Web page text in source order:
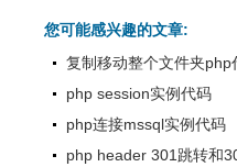
您可能感兴趣的文章:
复制移动整个文件夹php
php session实例代码
php连接mssql实例代码
php header 301跳转和